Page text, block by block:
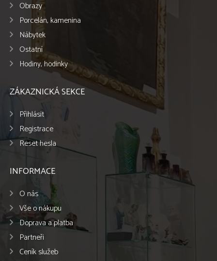
Obrazy
Porcelán, kamenina
Nábytek
Ostatní
Hodiny, hodinky
ZÁKAZNICKÁ SEKCE
Přihlásit
Registrace
Reset hesla
INFORMACE
O nás
Vše o nákupu
Doprava a platba
Partneři
Ceník služeb